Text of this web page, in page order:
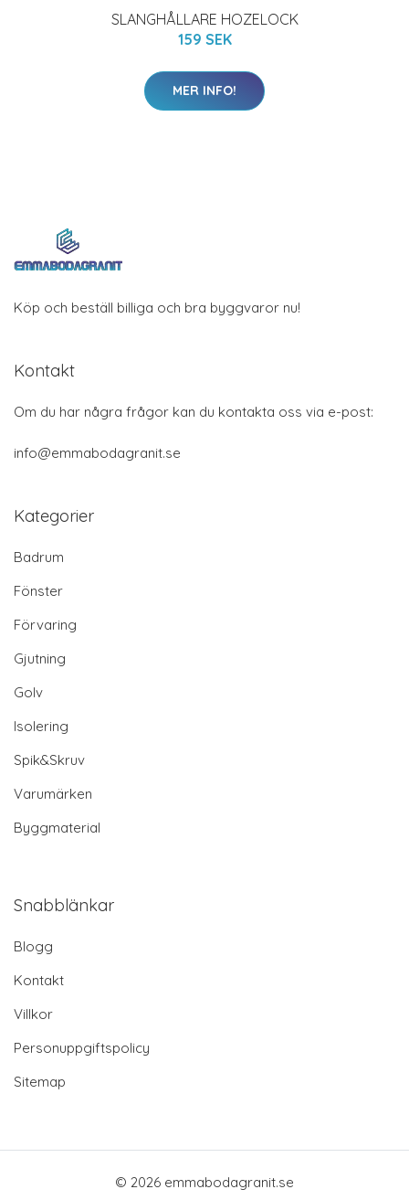
SLANGHÅLLARE HOZELOCK
159 SEK
MER INFO!
Köp och beställ billiga och bra byggvaror nu!
Kontakt
Om du har några frågor kan du kontakta oss via e-post:
info@emmabodagranit.se
Kategorier
Badrum
Fönster
Förvaring
Gjutning
Golv
Isolering
Spik&Skruv
Varumärken
Byggmaterial
Snabblänkar
Blogg
Kontakt
Villkor
Personuppgiftspolicy
Sitemap
© 2026 emmabodagranit.se